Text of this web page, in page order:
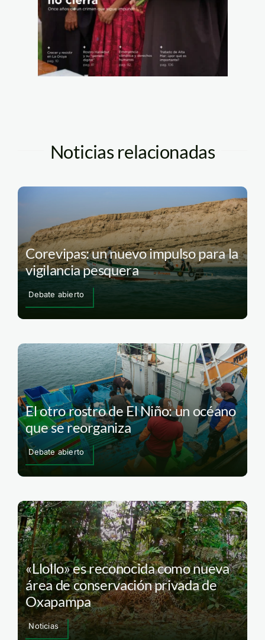
Noticias relacionadas
Corevipas: un nuevo impulso para la
vigilancia pesquera
Debate abierto
El otro rostro de El Niño: un océano
que se reorganiza
Debate abierto
«Llollo» es reconocida como nueva
área de conservación privada de
Oxapampa
Noticias